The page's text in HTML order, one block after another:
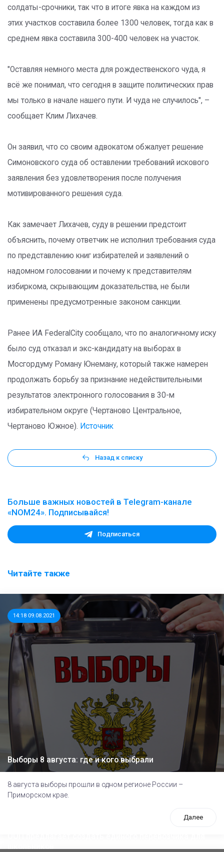
солдаты-срочники, так что в итоге явка на каждом из
этих участков составила более 1300 человек, тогда как в
среднем явка составила 300-400 человек на участок.
"Оставляя немного места для рождественского чуда, я
всё же понимал, что сегодня в защите политических прав
мы только в начале нашего пути. И чуда не случилось", –
сообщает Клим Лихачев.
Он заявил, что со своим адвокатом обжалует решение
Симоновского суда об оставлении требований искового
заявления без удовлетворения после получения
мотивированного решения суда.
Как замечает Лихачев, суду в решении предстоит
объяснить, почему ответчик не исполнил требования суда
по представлению книг избирателей и заявлений о
надомном голосовании и почему к представителям
избиркома, скрывающим доказательства, не были
применены предусмотренные законом санкции.
Ранее ИА FederalCity сообщало, что по аналогичному иску
было суд отказал и экс-кандидату на выборах в
Мосгордуму Роману Юнеману, который также намерен
продолжать борьбу за признание недействительными
результатов электронного голосования в 30-м
избирательном округе (Чертаново Центральное,
Чертаново Южное). Источник
Назад к списку
Больше важных новостей в Telegram-канале
«NOM24». Подписывайся!
Подписаться
Читайте также
14:18 09.08.2021
Выборы 8 августа: где и кого выбрали
8 августа выборы прошли в одном регионе России –
Приморском крае.
Далее